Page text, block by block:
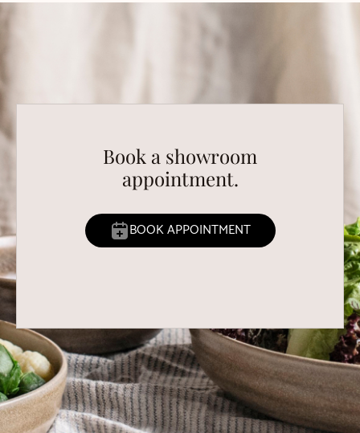
Book a showroom
appointment.
BOOK APPOINTMENT